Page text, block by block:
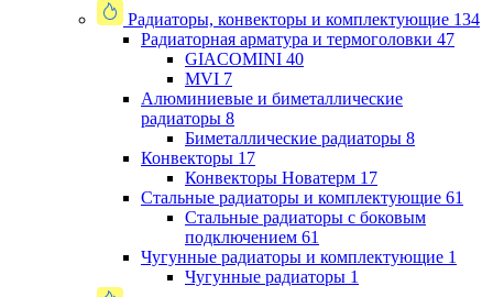
Радиаторы, конвекторы и комплектующие 134
Радиаторная арматура и термоголовки 47
GIACOMINI 40
MVI 7
Алюминиевые и биметаллические
радиаторы 8
Биметаллические радиаторы 8
Конвекторы 17
Конвекторы Новатерм 17
Стальные радиаторы и комплектующие 61
Стальные радиаторы с боковым
подключением 61
Чугунные радиаторы и комплектующие 1
Чугунные радиаторы 1